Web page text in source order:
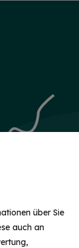
über Sie
auch an